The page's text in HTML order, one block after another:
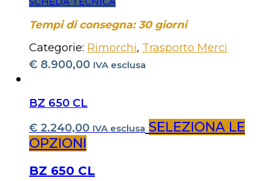
Tempi di consegna: 30 giorni
Categorie: Rimorchi, Trasporto Merci
€ 8.900,00 IVA esclusa
BZ 650 CL
€ 2.240,00 IVA esclusa SELEZIONA LE
OPZIONI
BZ 650 CL